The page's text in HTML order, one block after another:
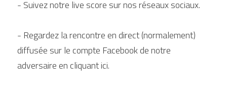
- Suivez notre live score sur nos réseaux sociaux.
- Regardez la rencontre en direct (normalement)
diffusée sur le compte Facebook de notre
adversaire en cliquant ici.